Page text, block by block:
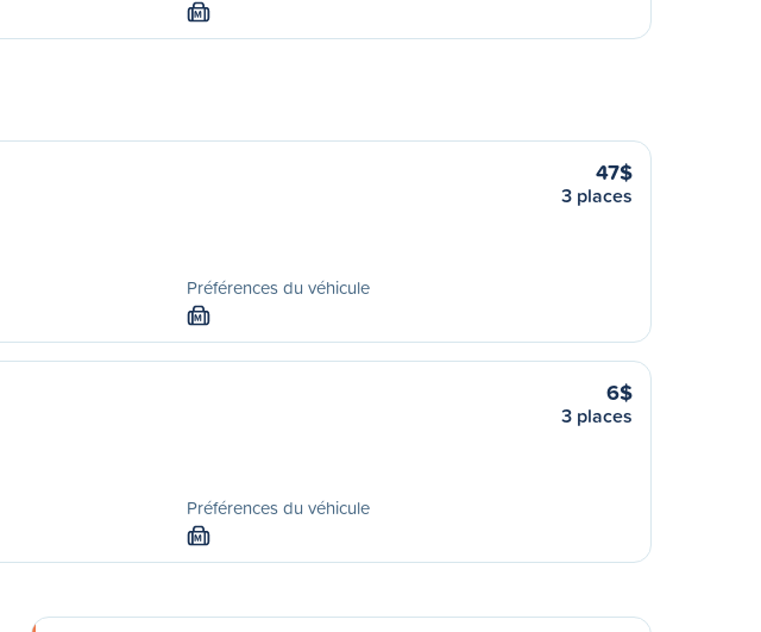
M
Préférences du véhicule
M
47$
3 places
Préférences du véhicule
M
6$
3 places